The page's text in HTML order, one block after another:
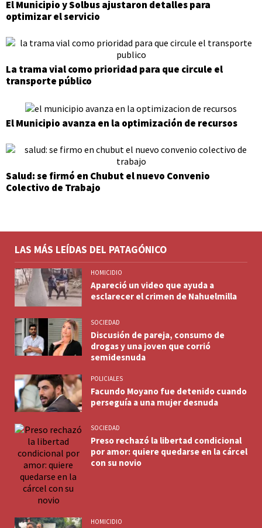
El Municipio y Solbus ajustaron detalles para
optimizar el servicio
La trama vial como prioridad para que circule el
transporte público
El Municipio avanza en la optimización de recursos
Salud: se firmó en Chubut el nuevo Convenio
Colectivo de Trabajo
LAS MÁS LEÍDAS DEL PATAGÓNICO
HOMICIDIO
Apareció un video que ayuda a
esclarecer el crimen de Nahuelmilla
SOCIEDAD
Discusión de pareja, consumo de
drogas y una joven que corrió
semidesnuda
POLICIALES
Facundo Moyano fue detenido cuando
perseguía a una mujer desnuda
SOCIEDAD
Preso rechazó la libertad condicional
por amor: quiere quedarse en la cárcel
con su novio
HOMICIDIO